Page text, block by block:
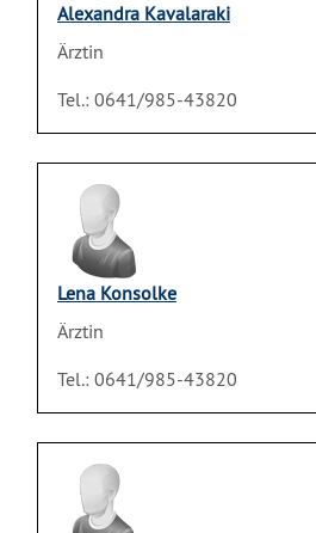
Alexandra Kavalaraki
Ärztin
Tel.: 0641/985-43820
Lena Konsolke
Ärztin
Tel.: 0641/985-43820